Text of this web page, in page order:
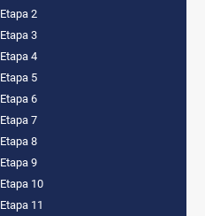
Etapa 2
Etapa 3
Etapa 4
Etapa 5
Etapa 6
Etapa 7
Etapa 8
Etapa 9
Etapa 10
Etapa 11